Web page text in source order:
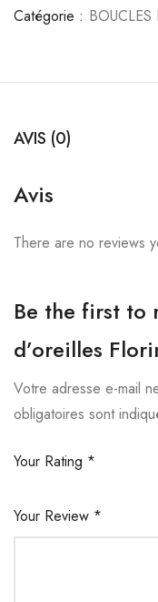
Catégorie :
AVIS (0)
Avis
There are no reviews
Be the first to
d’oreilles
Votre adresse e-mail
obligatoires sont
Your Rating *
Your Review *